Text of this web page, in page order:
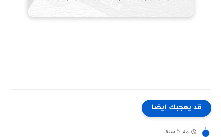
قد يعجبك ايضا
منذ 5 سنة